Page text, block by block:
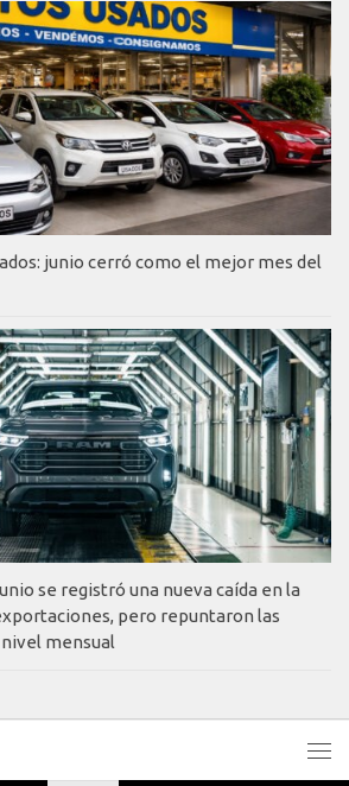
junio cerró como el mejor mes del
se registró una nueva caída en la
pero repuntaron las
mensual